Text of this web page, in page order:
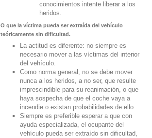
conocimientos intente liberar a los
heridos.
O que la víctima pueda ser extraída del vehículo
teóricamente sin dificultad.
La actitud es diferente: no siempre es
necesario mover a las víctimas del interior
del vehículo.
Como norma general, no se debe mover
nunca a los heridos, a no ser, que resulte
imprescindible para su reanimación, o que
haya sospecha de que el coche vaya a
incendie o existan probabilidades de ello.
Siempre es preferible esperar a que con
ayuda especializada, el ocupante del
vehículo pueda ser extraído sin dificultad,